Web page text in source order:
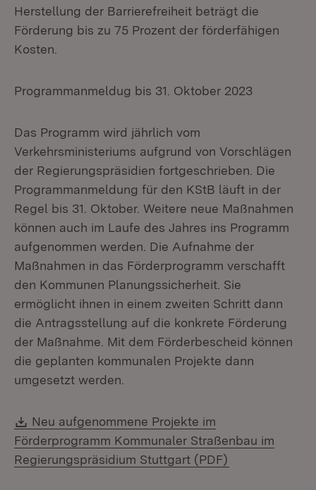
Herstellung der Barrierefreiheit beträgt die
Förderung bis zu 75 Prozent der förderfähigen
Kosten.
Programmanmeldug bis 31. Oktober 2023
Das Programm wird jährlich vom
Verkehrsministeriums aufgrund von Vorschlägen
der Regierungspräsidien fortgeschrieben. Die
Programmanmeldung für den KStB läuft in der
Regel bis 31. Oktober. Weitere neue Maßnahmen
können auch im Laufe des Jahres ins Programm
aufgenommen werden. Die Aufnahme der
Maßnahmen in das Förderprogramm verschafft
den Kommunen Planungssicherheit. Sie
ermöglicht ihnen in einem zweiten Schritt dann
die Antragsstellung auf die konkrete Förderung
der Maßnahme. Mit dem Förderbescheid können
die geplanten kommunalen Projekte dann
umgesetzt werden.
Download:
Neu aufgenommene Projekte im
Förderprogramm Kommunaler Straßenbau im
Regierungspräsidium Stuttgart (PDF)